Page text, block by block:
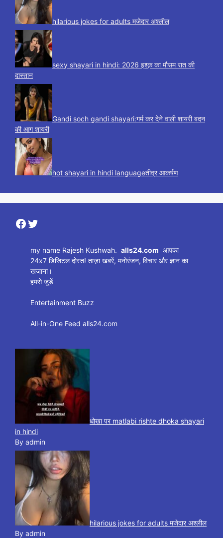
hilarious jokes for adults मजेदार अश्लील
sexy shayari in hindi: 2026 इश्क़ का मौसम रात की
दास्तान
Gandi soch gandi shayari:गर्म कर देने वाली शायरी बदन
की आग शायरी
hot shayari in hindi languageतीव्र आकर्षण
Facebook
Twitter
my name Rajesh Kushwah.alls24.com आपका
24x7 डिजिटल दोस्त! ताज़ा खबरें, मनोरंजन, विचार और ज्ञान का
खजाना।
हमसे जुड़ें
Entertainment Buzz
All-in-One Feed alls24.com
धोखा पर matlabi rishte dhoka shayari
in hindi
By admin
hilarious jokes for adults मजेदार अश्लील
By admin